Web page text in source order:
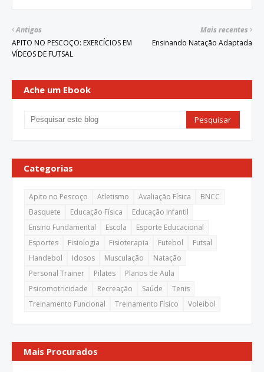
Mais recentes
Ensinando Natação Adaptada
Antigos
APITO NO PESCOÇO: EXERCÍCIOS EM
VÍDEOS DE FUTSAL
Ache um Ebook
Categorias
Apito no Pescoço Atletismo Avaliação Física
BNCC
Basquete
Educação Física
Educação Infantil
Ensino Fundamental
Escola
Esporte Educacional
Esportes
Fisiologia Fisioterapia Futebol
Futsal
Handebol
Idosos Musculação
Natação
Personal Trainer
Pilates
Planos de Aula
Psicomotricidade
Recreação Saúde
Tenis
Treinamento Funcional
Treinamento Físico Voleibol
Mais Procurados